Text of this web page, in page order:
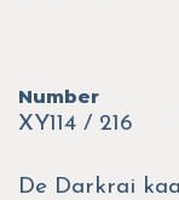
Number
XY114 / 216
De Darkrai